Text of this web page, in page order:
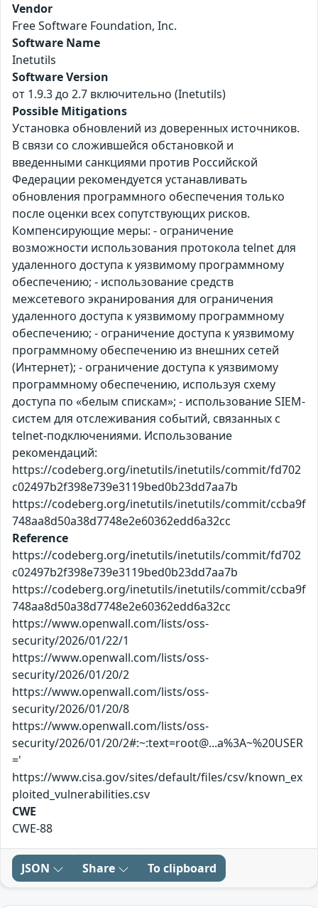
Vendor
Free Software Foundation, Inc.
Software Name
Inetutils
Software Version
от 1.9.3 до 2.7 включительно (Inetutils)
Possible Mitigations
Установка обновлений из доверенных источников.
В связи со сложившейся обстановкой и
введенными санкциями против Российской
Федерации рекомендуется устанавливать
обновления программного обеспечения только
после оценки всех сопутствующих рисков.
Компенсирующие меры: - ограничение
возможности использования протокола telnet для
удаленного доступа к уязвимому программному
обеспечению; - использование средств
межсетевого экранирования для ограничения
удаленного доступа к уязвимому программному
обеспечению; - ограничение доступа к уязвимому
программному обеспечению из внешних сетей
(Интернет); - ограничение доступа к уязвимому
программному обеспечению, используя схему
доступа по «белым спискам»; - использование SIEM-
систем для отслеживания событий, связанных с
telnet-подключениями. Использование
рекомендаций:
https://codeberg.org/inetutils/inetutils/commit/fd702
c02497b2f398e739e3119bed0b23dd7aa7b
https://codeberg.org/inetutils/inetutils/commit/ccba9f
748aa8d50a38d7748e2e60362edd6a32cc
Reference
https://codeberg.org/inetutils/inetutils/commit/fd702
c02497b2f398e739e3119bed0b23dd7aa7b
https://codeberg.org/inetutils/inetutils/commit/ccba9f
748aa8d50a38d7748e2e60362edd6a32cc
https://www.openwall.com/lists/oss-
security/2026/01/22/1
https://www.openwall.com/lists/oss-
security/2026/01/20/2
https://www.openwall.com/lists/oss-
security/2026/01/20/8
https://www.openwall.com/lists/oss-
security/2026/01/20/2#:~:text=root@...a%3A~%20USER
='
https://www.cisa.gov/sites/default/files/csv/known_ex
ploited_vulnerabilities.csv
CWE
CWE-88
JSON Share To clipboard